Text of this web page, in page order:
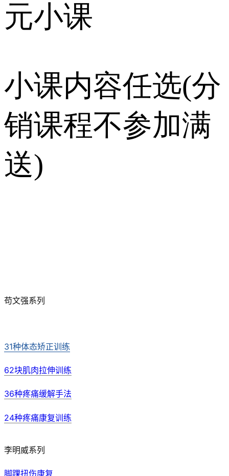
元小课
小课内容任选(分
销课程不参加满
送)
苟文强系列
31种体态矫正训练
62块肌肉拉伸训练
36种疼痛缓解手法
24种疼痛康复训练
李明威系列
脚踝扭伤康复